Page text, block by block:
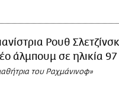
Ρουθ
άλμπουμ σε ηλικία
του Ραχμάνινοφ»